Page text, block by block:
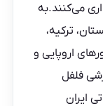
می‌کنند.به
ترکیه،
اروپایی و
فلفل
ایران